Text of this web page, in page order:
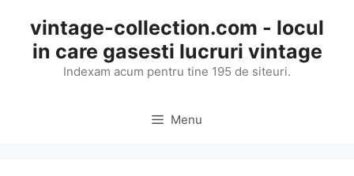
content
vintage-collection.com - locul
in care gasesti lucruri vintage
Indexam acum pentru tine 195 de siteuri.
Menu